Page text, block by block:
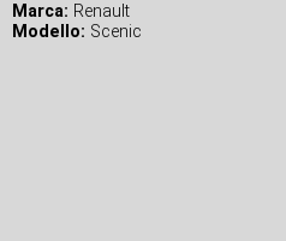
Marca: Renault
Modello: Scenic